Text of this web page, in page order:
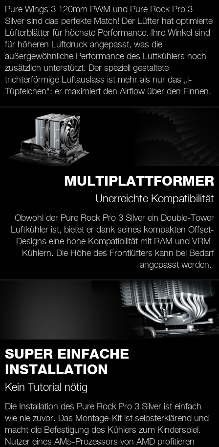
Pure Wings 3 120mm PWM und Pure Rock Pro 3
Silver sind das perfekte Match! Der Lüfter hat optimierte
Lüfterblätter für höchste Performance. Ihre Winkel sind
für höheren Luftdruck angepasst, was die
außergewöhnliche Performance des Luftkühlers noch
zusätzlich unterstützt. Der speziell gestaltete
trichterförmige Luftauslass ist mehr als nur das „i-
Tüpfelchen“: er maximiert den Airflow über den Finnen.
MULTIPLATTFORMER
Unerreichte Kompatibilität
Obwohl der Pure Rock Pro 3 Silver ein Double-Tower
Luftkühler ist, bietet er dank seines kompakten Offset-
Designs eine hohe Kompatibilität mit RAM und VRM-
Kühlern. Die Höhe des Frontlüfters kann bei Bedarf
angepasst werden.
SUPER EINFACHE
INSTALLATION
Kein Tutorial nötig
Die Installation des Pure Rock Pro 3 Silver ist einfach
wie nie zuvor. Das Montage-Kit ist selbsterklärend und
macht die Befestigung des Kühlers zum Kinderspiel.
Nutzer eines AM5-Prozessors von AMD profitieren